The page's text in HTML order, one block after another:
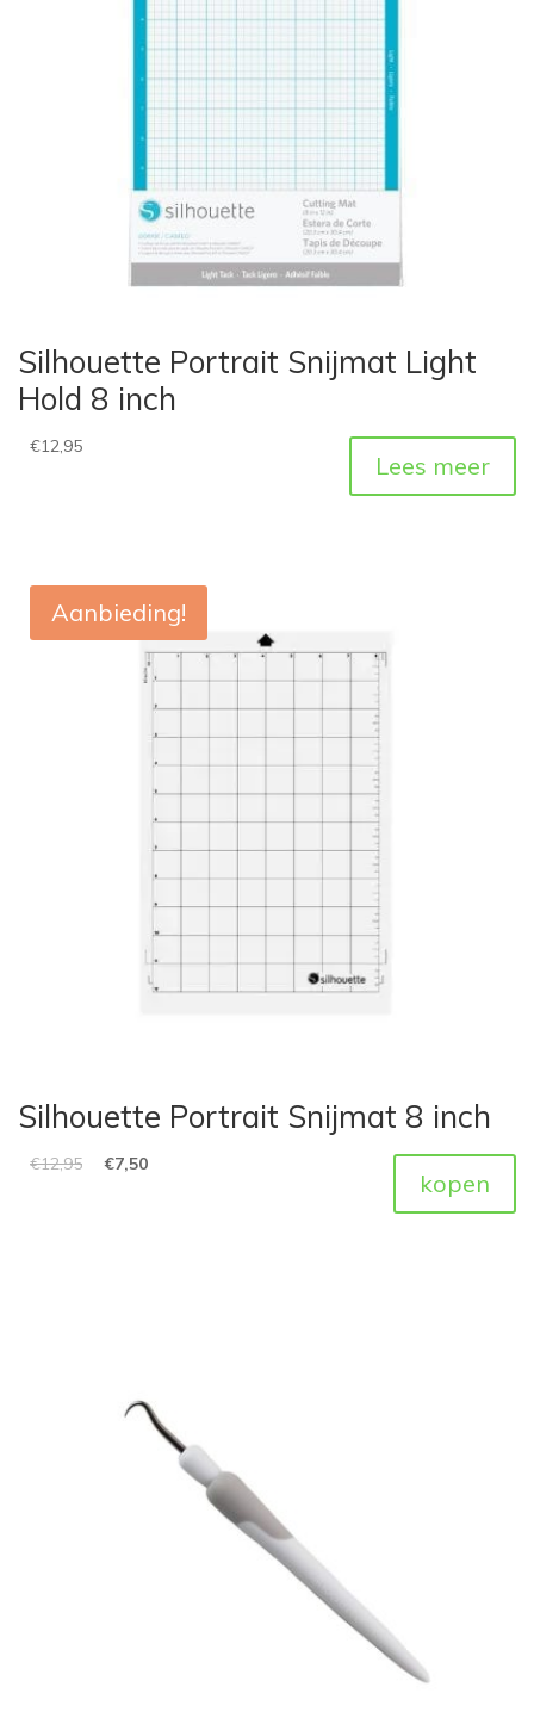
Silhouette Portrait Snijmat Light
Hold 8 inch
€12,95
Lees meer
Aanbieding!
Silhouette Portrait Snijmat 8 inch
€12,95 €7,50
kopen